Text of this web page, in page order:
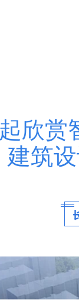
欣赏
建筑